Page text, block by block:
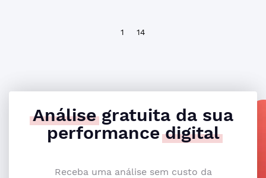
1 14
Análisegratuita da sua
performancedigital
Receba uma análise sem custo da